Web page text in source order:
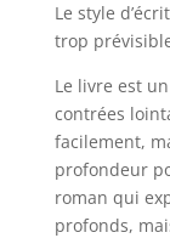
Le style
trop
Le livre est
contrées
facilement,
profondeur
roman qui
profonds,